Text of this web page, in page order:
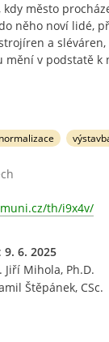
kdy město
něho noví lidé,
a
mění v podstatě k
normalizace
th/i9x4v/
9. 6. 2025
Mihola, Ph.D.
Štěpánek, CSc.